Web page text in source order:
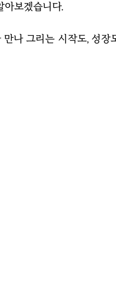
보겠습니다.
나 그리는 시작도, 성장